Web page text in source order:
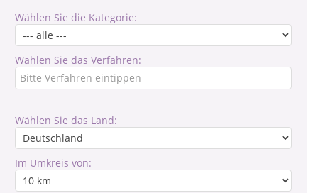
Wählen Sie die Kategorie:
Wählen Sie das Verfahren:
Wählen Sie das Land:
Im Umkreis von: